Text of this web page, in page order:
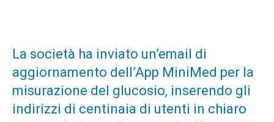
La società ha inviato un’email di
aggiornamento dell’App MiniMed per la
misurazione del glucosio, inserendo gli
indirizzi di centinaia di utenti in chiaro